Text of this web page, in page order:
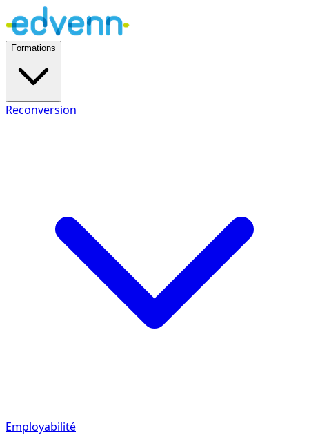
Formations
Reconversion
Employabilité